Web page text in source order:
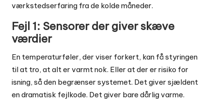
værkstedserfaring fra de kolde måneder.
Fejl 1: Sensorer der giver skæve
værdier
En temperaturføler, der viser forkert, kan få styringen
til at tro, at alt er varmt nok. Eller at der er risiko for
isning, så den begrænser systemet. Det giver sjældent
en dramatisk fejlkode. Det giver bare dårlig varme.